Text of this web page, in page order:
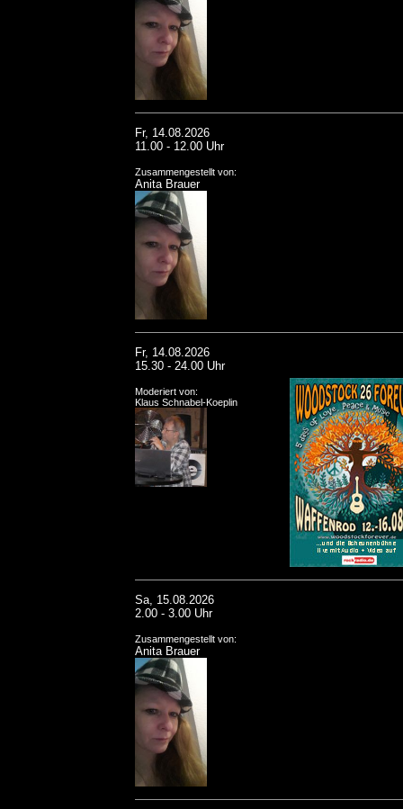
Fr, 14.08.2026
11.00 - 12.00 Uhr
Zusammengestellt von:
Anita Brauer
Fr, 14.08.2026
15.30 - 24.00 Uhr
Moderiert von:
Klaus Schnabel-Koeplin
Sa, 15.08.2026
2.00 - 3.00 Uhr
Zusammengestellt von:
Anita Brauer